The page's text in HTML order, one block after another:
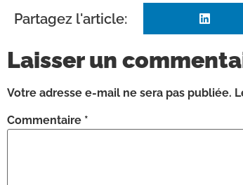
Partagez l'article:
Laisser un
Votre adresse e-mail ne sera pas publiée.
Commentaire *